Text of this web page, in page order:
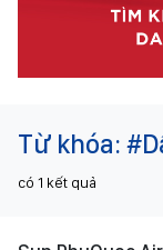
Từ khóa:
có 1 kết quả